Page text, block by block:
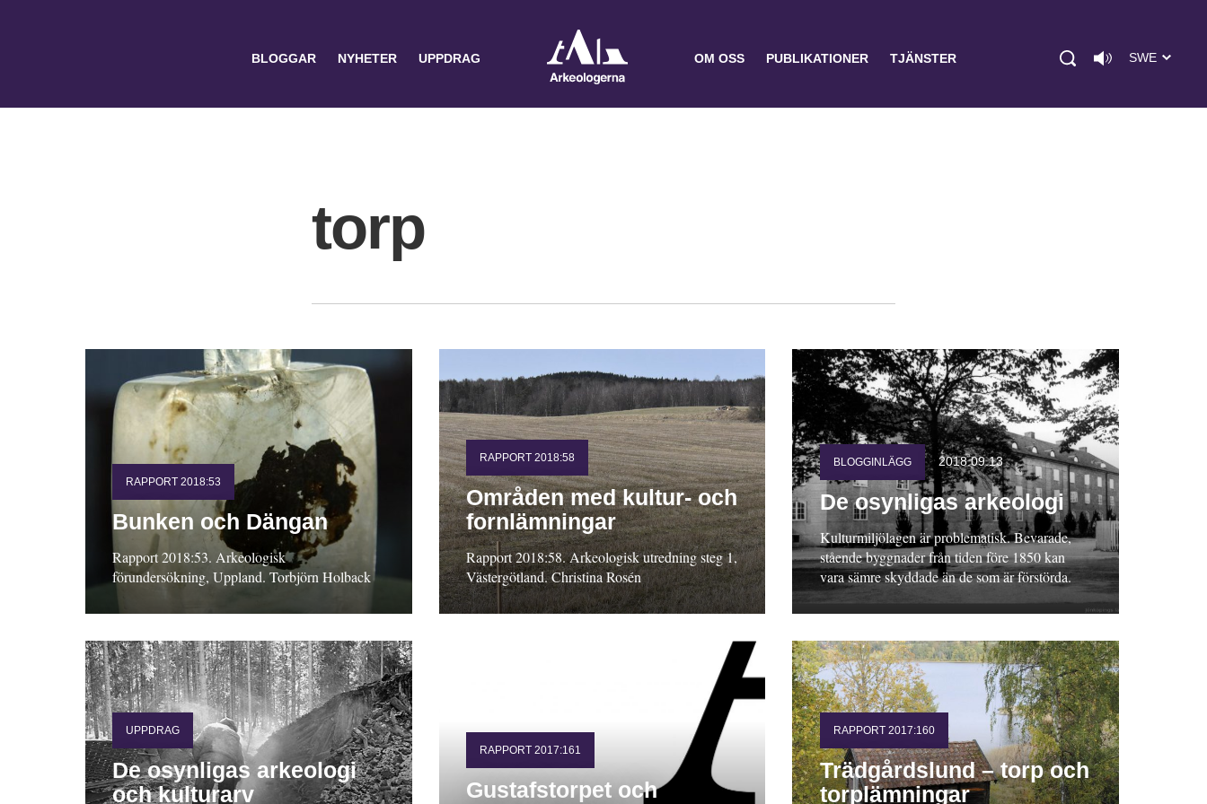
BLOGGAR NYHETER UPPDRAG OM OSS PUBLIKATIONER TJÄNSTER SWE
torp
RAPPORT 2018:53
Bunken och Dängan
Rapport 2018:53. Arkeologisk
förundersökning, Uppland. Torbjörn Holback
RAPPORT 2018:58
Områden med kultur- och
fornlämningar
Rapport 2018:58. Arkeologisk utredning steg 1,
Västergötland. Christina Rosén
BLOGGINLÄGG 2018.09.13
De osynligas arkeologi
Kulturmiljölagen är problematisk. Bevarade,
stående byggnader från tiden före 1850 kan
vara sämre skyddade än de som är förstörda.
UPPDRAG
De osynligas arkeologi
och kulturarv
RAPPORT 2017:161
Gustafstorpet och
RAPPORT 2017:160
Trädgårdslund – torp och
torplämningar